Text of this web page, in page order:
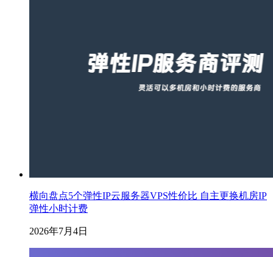
横向盘点5个弹性IP云服务器VPS性价比 自主更换机房IP
弹性小时计费
2026年7月4日